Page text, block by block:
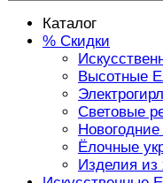
Каталог
% Скидки
Высотные
Световые
Ёлочные
Изделия из